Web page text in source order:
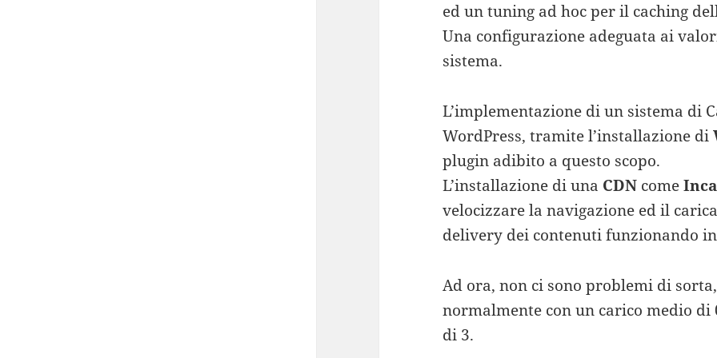
ed un tuning ad hoc per il caching
Una configurazione adeguata ai
sistema.
L’implementazione di un sistema di
WordPress, tramite l’installazione di
plugin adibito a questo scopo.
L’installazione di una CDN come
velocizzare la navigazione ed il
delivery dei contenuti funzionando
Ad ora, non ci sono problemi di
normalmente con un carico medio
di 3.